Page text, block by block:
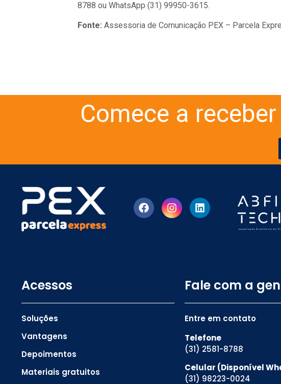
8788 ou WhatsApp (31) 99950-3615.
Fonte: Assessoria de Comunicação PEX – Parcela
Comece a
Acessos
Soluções
Vantagens
Depoimentos
Materiais gratuitos
Fale com a
Entre em contato
Telefone
(31) 2581-8788
Celular (Disponível
(31) 98223-0024